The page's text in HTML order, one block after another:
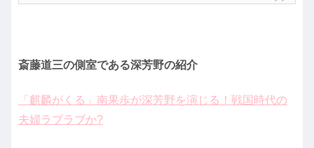
斎藤道三の側室である深芳野の紹介
「麒麟がくる」南果歩が深芳野を演じる！戦国時代の
夫婦ラブラブか?